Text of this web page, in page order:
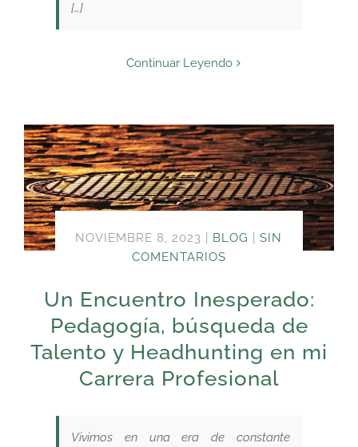
[…]
Continuar Leyendo
NOVIEMBRE 8, 2023 BLOG
SIN
COMENTARIOS
Un Encuentro Inesperado:
Pedagogía, búsqueda de
Talento y Headhunting en mi
Carrera Profesional
Vivimos en una era de constante